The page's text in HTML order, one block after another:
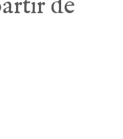
de